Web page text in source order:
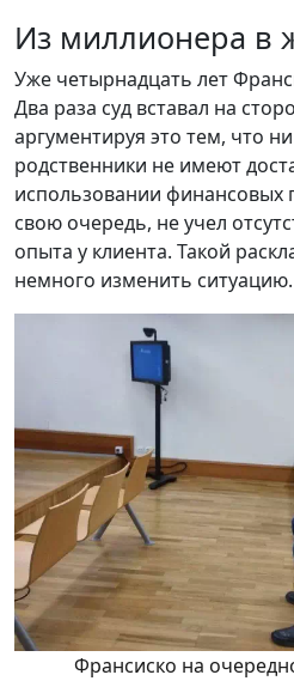
Из миллионера в
Уже четырнадцать лет
Два раза суд вставал на
аргументируя это тем, что
родственники не имеют
использовании финансовых
свою очередь, не учел
опыта у клиента. Такой
немного изменить ситуацию.
Франсиско на